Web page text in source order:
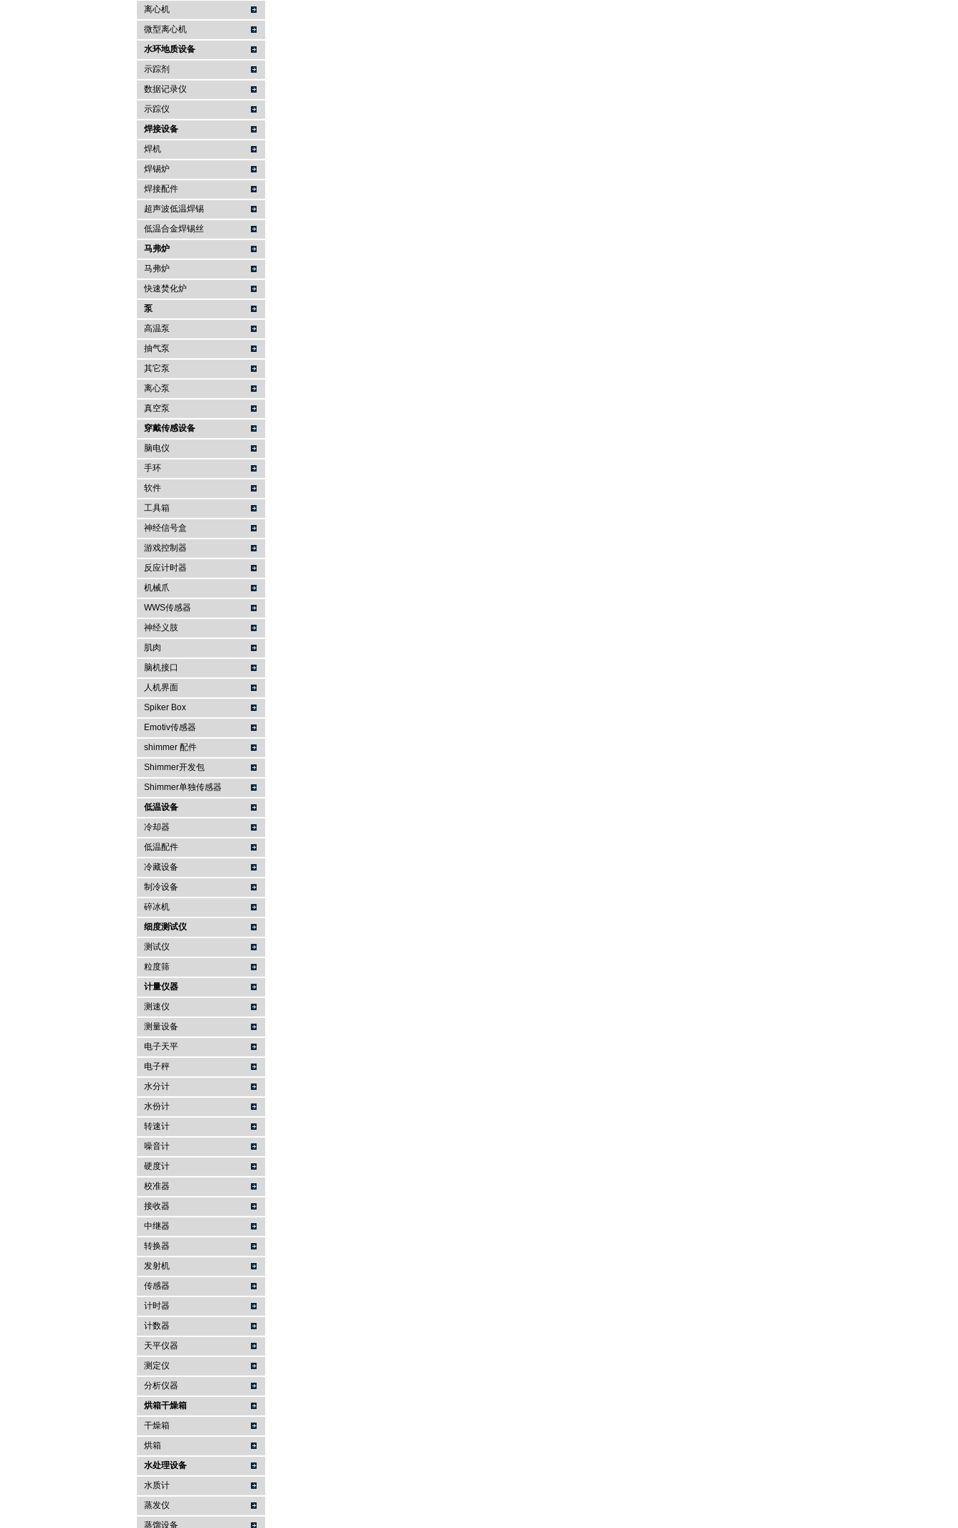
离心机
微型离心机
水环地质设备
示踪剂
数据记录仪
示踪仪
焊接设备
焊机
焊锡炉
焊接配件
超声波低温焊锡
低温合金焊锡丝
马弗炉
马弗炉
快速焚化炉
泵
高温泵
抽气泵
其它泵
离心泵
真空泵
穿戴传感设备
脑电仪
手环
软件
工具箱
神经信号盒
游戏控制器
反应计时器
机械爪
WWS传感器
神经义肢
肌肉
脑机接口
人机界面
Spiker Box
Emotiv传感器
shimmer 配件
Shimmer开发包
Shimmer单独传感器
低温设备
冷却器
低温配件
冷藏设备
制冷设备
碎冰机
细度测试仪
测试仪
粒度筛
计量仪器
测速仪
测量设备
电子天平
电子秤
水分计
水份计
转速计
噪音计
硬度计
校准器
接收器
中继器
转换器
发射机
传感器
计时器
计数器
天平仪器
测定仪
分析仪器
烘箱干燥箱
干燥箱
烘箱
水处理设备
水质计
蒸发仪
蒸馏设备